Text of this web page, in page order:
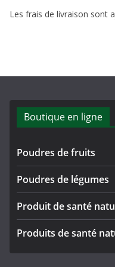
Les frais de livraison sont
Boutique en ligne
Poudres de fruits
Poudres de légumes
Produit de santé
Produits de santé